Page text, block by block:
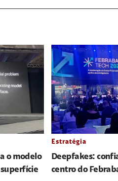
o modelo
Estratégia
Deepfakes:
centro do